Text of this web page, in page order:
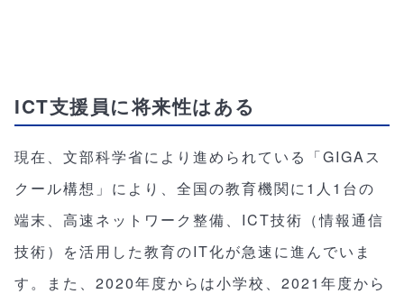
ICT支援員に将来性はある
現在、文部科学省により進められている「GIGAス
クール構想」により、全国の教育機関に1人1台の
端末、高速ネットワーク整備、ICT技術（情報通信
技術）を活用した教育のIT化が急速に進んでいま
す。また、2020年度からは小学校、2021年度から